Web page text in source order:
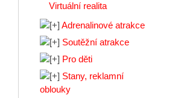
Virtuální realita
Adrenalinové atrakce
Soutěžní atrakce
Pro děti
Stany, reklamní
oblouky